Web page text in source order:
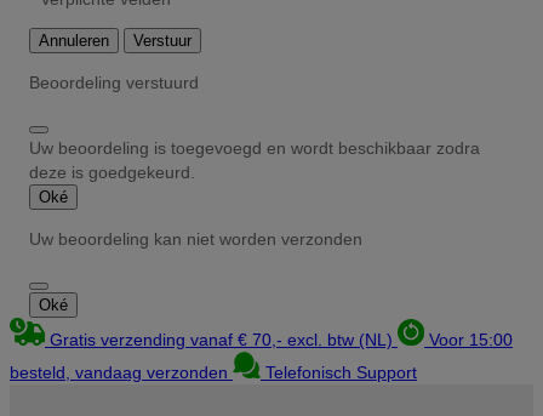
Annuleren Verstuur
Beoordeling verstuurd
Uw beoordeling is toegevoegd en wordt beschikbaar zodra
deze is goedgekeurd.
Oké
Uw beoordeling kan niet worden verzonden
Oké
Gratis verzending vanaf € 70,- excl. btw (NL)
Voor 15:00
besteld, vandaag verzonden
Telefonisch Support